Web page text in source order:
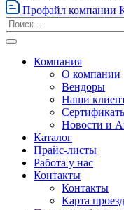
Профайл компании
Компания
О компании
Вендоры
Наши
Новости и
Каталог
Прайс-листы
Работа у нас
Контакты
Контакты
Карта